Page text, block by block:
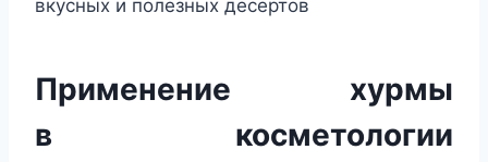
вкусных и полезных десертов
Применение хурмы
в косметологии